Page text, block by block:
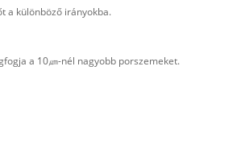
a különböző irányokba.
a 10㎛-nél nagyobb porszemeket.